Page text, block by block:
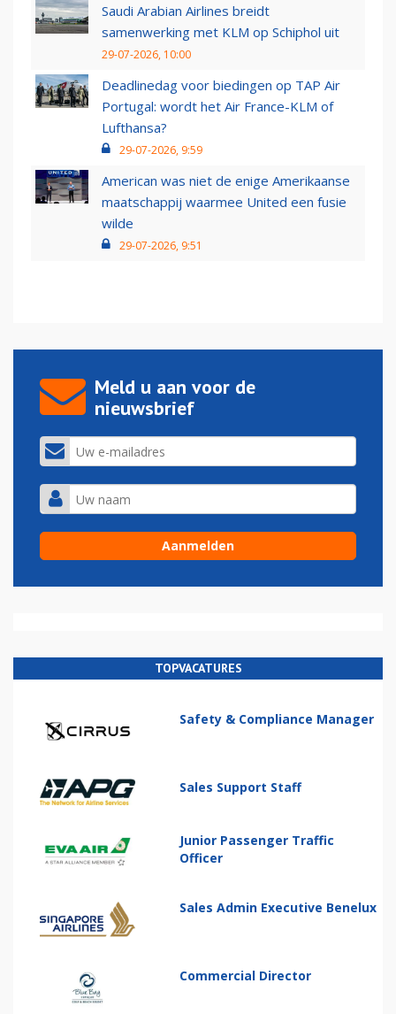
Saudi Arabian Airlines breidt
samenwerking met KLM op Schiphol uit
29-07-2026, 10:00
Deadlinedag voor biedingen op TAP Air
Portugal: wordt het Air France-KLM of
Lufthansa?
29-07-2026, 9:59
American was niet de enige Amerikaanse
maatschappij waarmee United een fusie
wilde
29-07-2026, 9:51
Meld u aan voor de
nieuwsbrief
TOPVACATURES
Safety & Compliance Manager
Sales Support Staff
Junior Passenger Traffic
Officer
Sales Admin Executive Benelux
Commercial Director